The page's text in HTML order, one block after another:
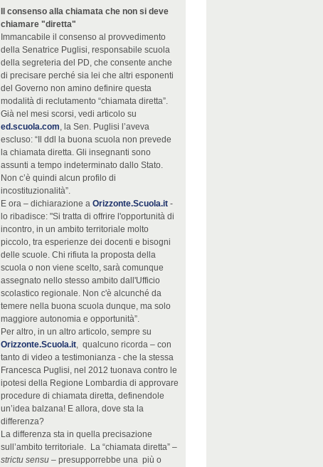
Il consenso alla chiamata che non si deve
chiamare "diretta"
Immancabile il consenso al provvedimento
della Senatrice Puglisi, responsabile scuola
della segreteria del PD, che consente anche
di precisare perché sia lei che altri esponenti
del Governo non amino definire questa
modalità di reclutamento “chiamata diretta”.
Già nel mesi scorsi, vedi articolo su
ed.scuola.com, la Sen. Puglisi l’aveva
escluso: “Il ddl la buona scuola non prevede
la chiamata diretta. Gli insegnanti sono
assunti a tempo indeterminato dallo Stato.
Non c’è quindi alcun profilo di
incostituzionalità”.
E ora – dichiarazione a Orizzonte.Scuola.it -
lo ribadisce: "Si tratta di offrire l'opportunità di
incontro, in un ambito territoriale molto
piccolo, tra esperienze dei docenti e bisogni
delle scuole. Chi rifiuta la proposta della
scuola o non viene scelto, sarà comunque
assegnato nello stesso ambito dall'Ufficio
scolastico regionale. Non c'è alcunché da
temere nella buona scuola dunque, ma solo
maggiore autonomia e opportunità”.
Per altro, in un altro articolo, sempre su
Orizzonte.Scuola.it, qualcuno ricorda – con
tanto di video a testimonianza - che la stessa
Francesca Puglisi, nel 2012 tuonava contro le
ipotesi della Regione Lombardia di approvare
procedure di chiamata diretta, definendole
un’idea balzana! E allora, dove sta la
differenza?
La differenza sta in quella precisazione
sull’ambito territoriale. La “chiamata diretta” –
strictu sensu – presupporrebbe una più o